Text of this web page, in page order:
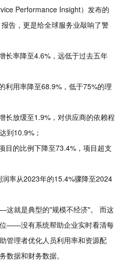
Performance Insight）发布的
告，更是给全球服务业敲响了警
长率降至4.6%，远低于过去五年
利用率降至68.9%，低于75%的理
长放缓至1.9%，对供应商的依赖程
到10.9%；
目的比例下降至73.4%，项目超支
润率从2023年的15.4%骤降至2024
就是典型的"规模不经济"。 而这
——没有系统帮助企业实时看清每
管理者优化人员利用率和资源配
数据和财务数据。